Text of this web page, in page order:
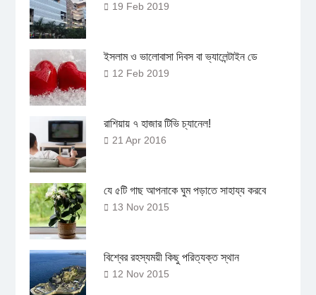
19 Feb 2019
ইসলাম ও ভালোবাসা দিবস বা ভ্যালেন্টাইন ডে
12 Feb 2019
রাশিয়ায় ৭ হাজার টিভি চ্যানেল!
21 Apr 2016
যে ৫টি গাছ আপনাকে ঘুম পড়াতে সাহায্য করবে
13 Nov 2015
বিশ্বের রহস্যময়ী কিছু পরিত্যক্ত স্থান
12 Nov 2015